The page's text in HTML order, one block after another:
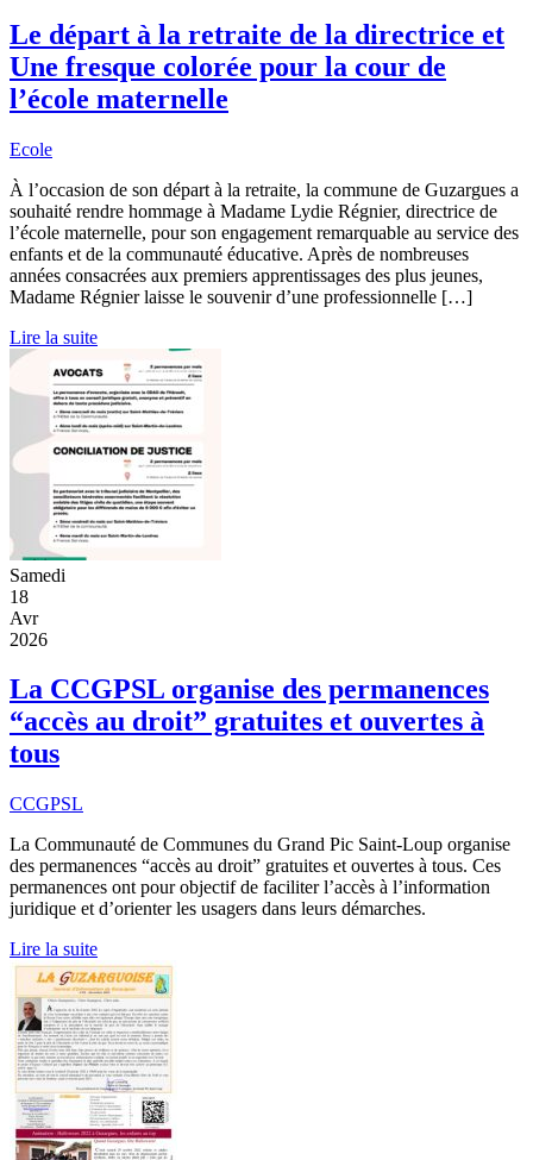
Le départ à la retraite de la directrice et
Une fresque colorée pour la cour de
l’école maternelle
Ecole
À l’occasion de son départ à la retraite, la commune de Guzargues a
souhaité rendre hommage à Madame Lydie Régnier, directrice de
l’école maternelle, pour son engagement remarquable au service des
enfants et de la communauté éducative. Après de nombreuses
années consacrées aux premiers apprentissages des plus jeunes,
Madame Régnier laisse le souvenir d’une professionnelle […]
Lire la suite
Samedi
18
Avr
2026
La CCGPSL organise des permanences
“accès au droit” gratuites et ouvertes à
tous
CCGPSL
La Communauté de Communes du Grand Pic Saint-Loup organise
des permanences “accès au droit” gratuites et ouvertes à tous. Ces
permanences ont pour objectif de faciliter l’accès à l’information
juridique et d’orienter les usagers dans leurs démarches.
Lire la suite